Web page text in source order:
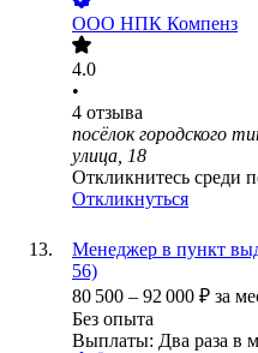
ООО НПК Компенз
4.0
•
4 отзыва
посёлок городского
улица, 18
Откликнитесь среди
Откликнуться
Менеджер в пункт
56)
80 500 – 92 000 ₽ за
Без опыта
Выплаты: Два раза в